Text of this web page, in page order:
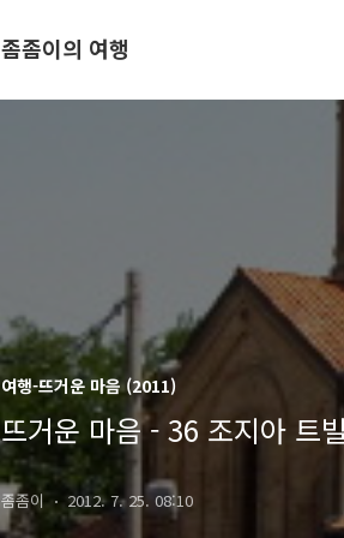
좀좀이의 여행
여행-뜨거운 마음 (2011)
뜨거운 마음 - 36 조지아 트
좀좀이 2012. 7. 25. 08:10